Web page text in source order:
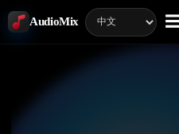
AudioMix ☰